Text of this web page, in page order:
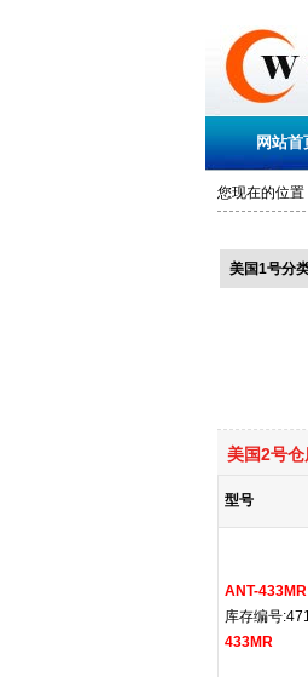
网站首
您现在的位置
美国1号分
美国2号仓
型号
ANT-433MR
库存编号
433MR